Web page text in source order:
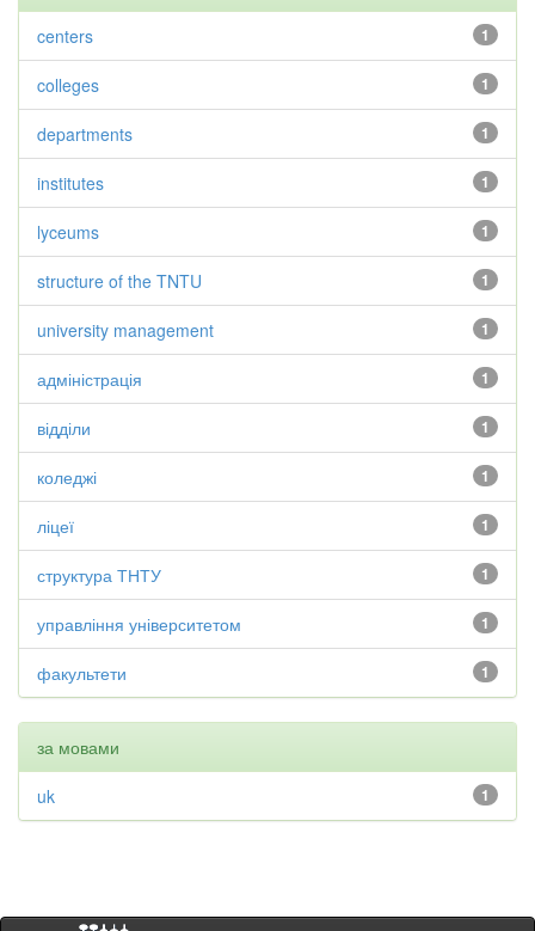
1
centers
1
colleges
1
departments
1
institutes
1
lyceums
1
structure of the TNTU
1
university management
1
адміністрація
1
відділи
1
коледжі
1
ліцеї
1
структура ТНТУ
1
управління університетом
1
факультети
за мовами
1
uk